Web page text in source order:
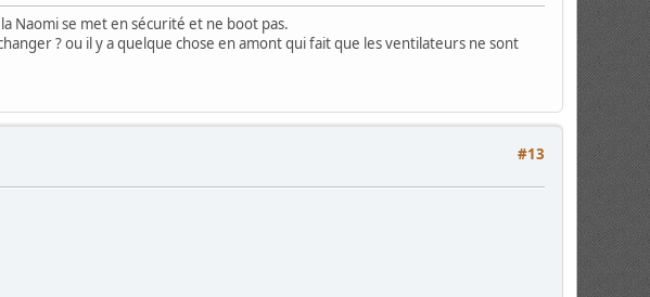
Naomi se met en sécurité et ne boot pas.
? ou il y a quelque chose en amont qui fait que les ventilateurs ne sont
#13